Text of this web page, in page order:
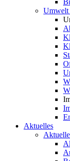
Umwelt
Aktuelles